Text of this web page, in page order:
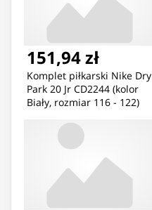
151,94 zł
Komplet piłkarski Nike Dry
Park 20 Jr CD2244 (kolor
Biały, rozmiar 116 - 122)